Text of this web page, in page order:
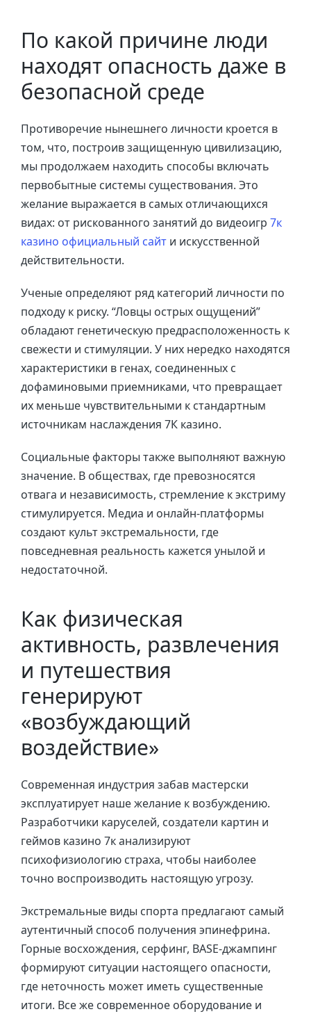
По какой причине люди
находят опасность даже в
безопасной среде
Противоречие нынешнего личности кроется в
том, что, построив защищенную цивилизацию,
мы продолжаем находить способы включать
первобытные системы существования. Это
желание выражается в самых отличающихся
видах: от рискованного занятий до видеоигр 7к
казино официальный сайт и искусственной
действительности.
Ученые определяют ряд категорий личности по
подходу к риску. “Ловцы острых ощущений”
обладают генетическую предрасположенность к
свежести и стимуляции. У них нередко находятся
характеристики в генах, соединенных с
дофаминовыми приемниками, что превращает
их меньше чувствительными к стандартным
источникам наслаждения 7К казино.
Социальные факторы также выполняют важную
значение. В обществах, где превозносятся
отвага и независимость, стремление к экстриму
стимулируется. Медиа и онлайн-платформы
создают культ экстремальности, где
повседневная реальность кажется унылой и
недостаточной.
Как физическая
активность, развлечения
и путешествия
генерируют
«возбуждающий
воздействие»
Современная индустрия забав мастерски
эксплуатирует наше желание к возбуждению.
Разработчики каруселей, создатели картин и
геймов казино 7к анализируют
психофизиологию страха, чтобы наиболее
точно воспроизводить настоящую угрозу.
Экстремальные виды спорта предлагают самый
аутентичный способ получения эпинефрина.
Горные восхождения, серфинг, BASE-джампинг
формируют ситуации настоящего опасности,
где неточность может иметь существенные
итоги. Все же современное оборудование и